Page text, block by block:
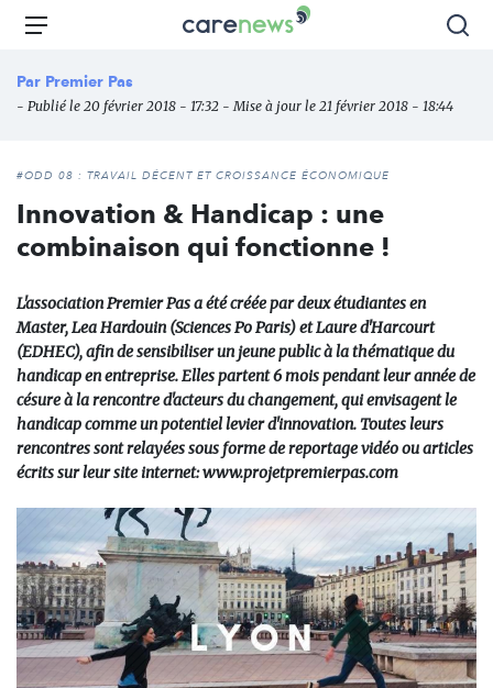
Aller
principal
Carenews,
des
l'engagement
Menu
Par Premier Pas
- Publié le 20 février 2018 - 17:32 - Mise à jour le 21 février 2018 - 18:44
#ODD 08 : TRAVAIL DÉCENT ET CROISSANCE ÉCONOMIQUE
Innovation & Handicap : une
combinaison qui fonctionne !
L'association Premier Pas a été créée par deux étudiantes en
Master, Lea Hardouin (Sciences Po Paris) et Laure d'Harcourt
(EDHEC), afin de sensibiliser un jeune public à la thématique du
handicap en entreprise. Elles partent 6 mois pendant leur année de
césure à la rencontre d'acteurs du changement, qui envisagent le
handicap comme un potentiel levier d'innovation. Toutes leurs
rencontres sont relayées sous forme de reportage vidéo ou articles
écrits sur leur site internet: www.projetpremierpas.com